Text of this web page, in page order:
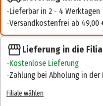
Lieferbar in 2 - 4 Werktagen
Versandkostenfrei ab 49,00
Lieferung in die
Kostenlose Lieferung
Zahlung bei Abholung in der
Filiale wählen